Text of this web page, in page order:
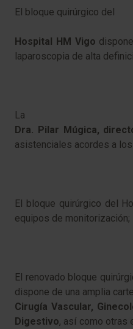
El bloque quirúrgico del
Hospital HM Vigo
laparoscopia de alta
La
Dra. Pilar Múgica,
asistenciales acordes a
El bloque quirúrgico del
equipos de
El renovado bloque
dispone de una amplia
Cirugía Vascular,
Digestivo, así como otras